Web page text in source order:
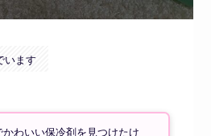
います
かわいい保冷剤を見つけたけ